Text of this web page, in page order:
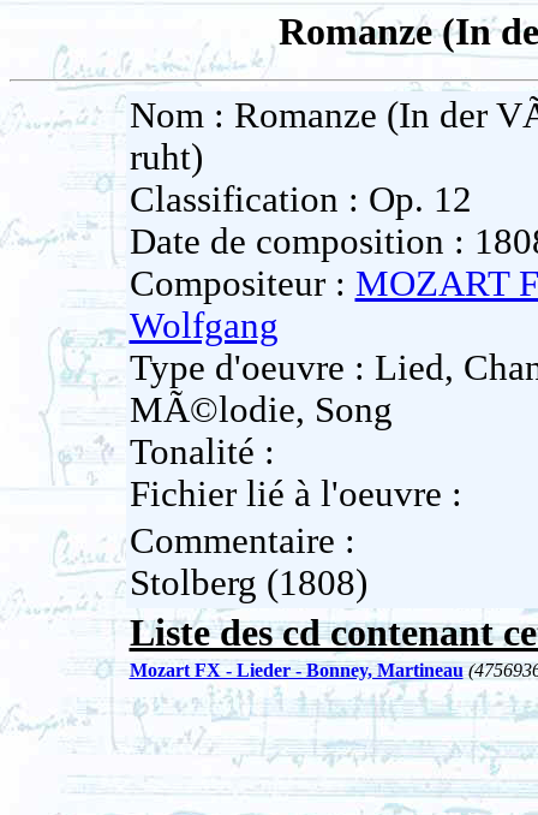
Romanze (In
Nom : Romanze (In der
ruht)
Classification : Op. 12
Date de composition :
Compositeur : MOZART
Wolfgang
Type d'oeuvre : Lied,
MÃ©lodie, Song
Tonalité :
Fichier lié à l'oeuvre :
Commentaire :
Stolberg (1808)
Liste des cd contenant
Mozart FX - Lieder - Bonney, Martineau